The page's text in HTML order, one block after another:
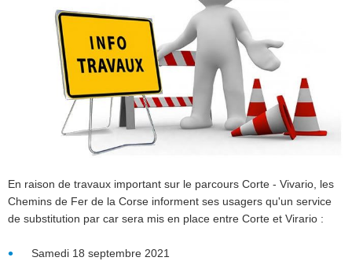
En raison de travaux important sur le parcours Corte - Vivario, les
Chemins de Fer de la Corse informent ses usagers qu'un service
de substitution par car sera mis en place entre Corte et Virario :
Samedi 18 septembre 2021